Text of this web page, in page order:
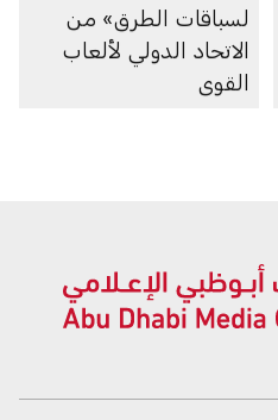
لسباقات الطرق» من
الاتحاد الدولي لألعاب
القوى